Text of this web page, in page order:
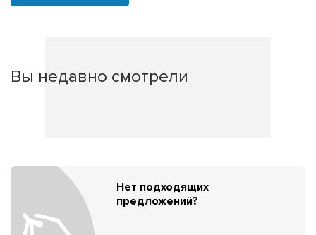
Вы недавно смотрели
Нет подходящих
предложений?